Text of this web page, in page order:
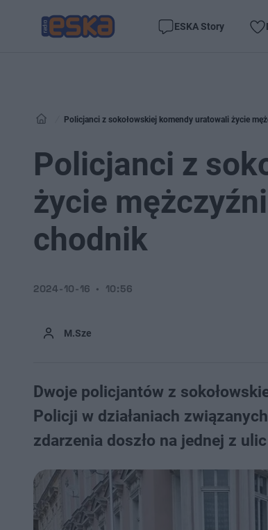
ESKA Story
Policjanci z sokołowskiej komendy uratowali życie
Policjanci z
życie
chodnik
M.Sze
2024-10-16 10:56
Dwoje policjantów z
Policji w działaniach
zdarzenia doszło na jednej z